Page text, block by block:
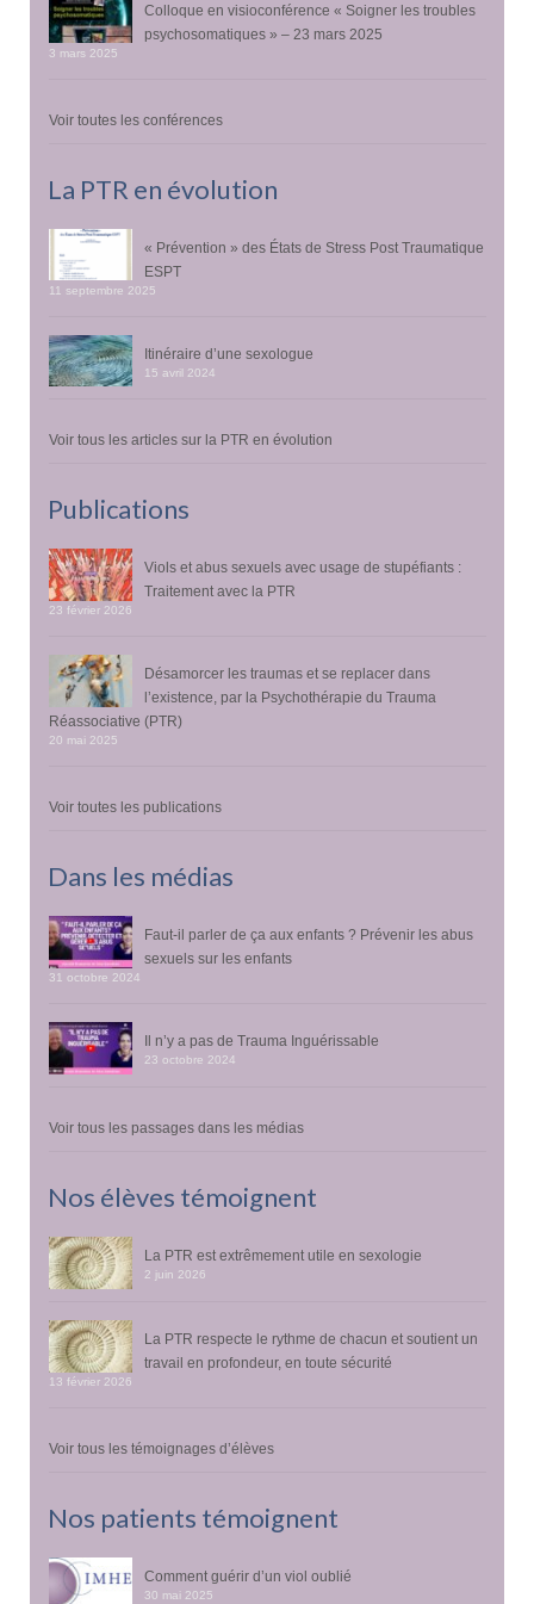
Colloque en visioconférence « Soigner les troubles
psychosomatiques » – 23 mars 2025
3 mars 2025
Voir toutes les conférences
La PTR en évolution
« Prévention » des États de Stress Post Traumatique
ESPT
11 septembre 2025
Itinéraire d’une sexologue
15 avril 2024
Voir tous les articles sur la PTR en évolution
Publications
Viols et abus sexuels avec usage de stupéfiants :
Traitement avec la PTR
23 février 2026
Désamorcer les traumas et se replacer dans
l’existence, par la Psychothérapie du Trauma
Réassociative (PTR)
20 mai 2025
Voir toutes les publications
Dans les médias
Faut-il parler de ça aux enfants ? Prévenir les abus
sexuels sur les enfants
31 octobre 2024
Il n’y a pas de Trauma Inguérissable
23 octobre 2024
Voir tous les passages dans les médias
Nos élèves témoignent
La PTR est extrêmement utile en sexologie
2 juin 2026
La PTR respecte le rythme de chacun et soutient un
travail en profondeur, en toute sécurité
13 février 2026
Voir tous les témoignages d’élèves
Nos patients témoignent
Comment guérir d’un viol oublié
30 mai 2025